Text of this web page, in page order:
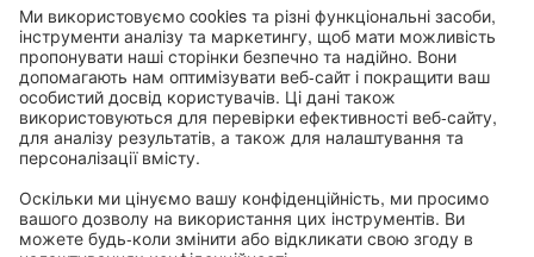
Курси німецької мови Goethe-Institut
Портал для вчителів «Deutschstunde»
Конфіденційність і доступність
Налаштування конфіденційності
Доступність